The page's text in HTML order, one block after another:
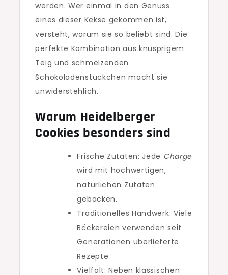
werden. Wer einmal in den Genuss
eines dieser Kekse gekommen ist,
versteht, warum sie so beliebt sind. Die
perfekte Kombination aus knusprigem
Teig und schmelzenden
Schokoladenstückchen macht sie
unwiderstehlich.
Warum Heidelberger
Cookies besonders sind
Frische Zutaten: Jede Charge
wird mit hochwertigen,
natürlichen Zutaten
gebacken.
Traditionelles Handwerk: Viele
Bäckereien verwenden seit
Generationen überlieferte
Rezepte.
Vielfalt: Neben klassischen